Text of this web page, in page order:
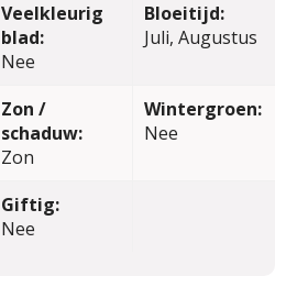
Veelkleurig
blad:
Nee
Bloeitijd:
Juli, Augustus
Zon /
schaduw:
Zon
Wintergroen:
Nee
Giftig:
Nee